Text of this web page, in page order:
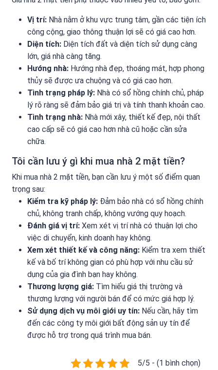
Vị trí: Nhà nằm ở khu vực trung tâm, gần các tiện ích
công cộng, giao thông thuận lợi sẽ có giá cao hơn.
Diện tích: Diện tích đất và diện tích sử dụng càng
lớn, giá nhà càng tăng.
Hướng nhà: Hướng nhà đẹp, thoáng mát, hợp phong
thủy sẽ được ưa chuộng và có giá cao hơn.
Tình trạng pháp lý: Nhà có sổ hồng chính chủ, pháp
lý rõ ràng sẽ đảm bảo giá trị và tính thanh khoản cao.
Tình trạng nhà: Nhà mới xây, thiết kế đẹp, nội thất
cao cấp sẽ có giá cao hơn nhà cũ hoặc cần sửa
chữa.
Tôi cần lưu ý gì khi mua nhà 2 mặt tiền?
Khi mua nhà 2 mặt tiền, bạn cần lưu ý một số điểm quan
trọng sau:
Kiểm tra kỹ pháp lý: Đảm bảo nhà có sổ hồng chính
chủ, không tranh chấp, không vướng quy hoạch.
Đánh giá vị trí: Xem xét vị trí nhà có thuận lợi cho
việc di chuyển, kinh doanh hay không.
Xem xét thiết kế và công năng: Kiểm tra xem thiết
kế và bố trí không gian có phù hợp với nhu cầu sử
dụng của gia đình bạn hay không.
Thương lượng giá: Tìm hiểu giá thị trường và
thương lượng với người bán để có mức giá hợp lý.
Sử dụng dịch vụ môi giới uy tín: Nếu cần, hãy tìm
đến các công ty môi giới bất động sản uy tín để
được hỗ trợ trong quá trình mua bán.
5/5 - (1 bình chọn)